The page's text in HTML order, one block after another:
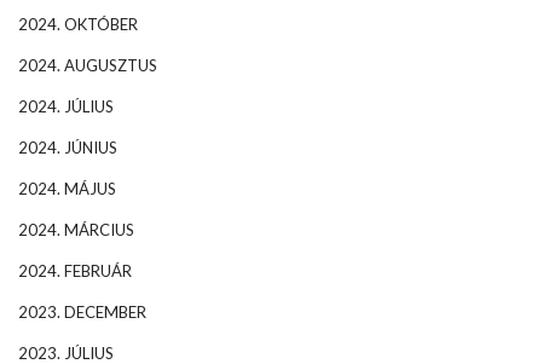
2024. OKTÓBER
2024. AUGUSZTUS
2024. JÚLIUS
2024. JÚNIUS
2024. MÁJUS
2024. MÁRCIUS
2024. FEBRUÁR
2023. DECEMBER
2023. JÚLIUS